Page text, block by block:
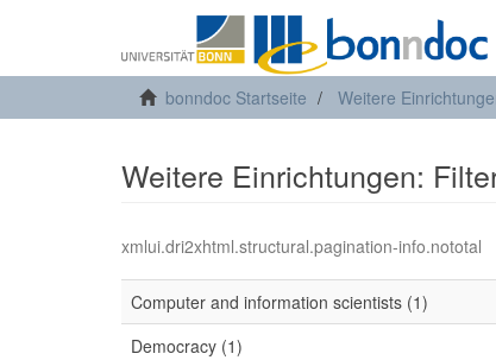
bonndoc Startseite Weitere
Weitere Einrichtungen:
xmlui.dri2xhtml.structural.pagination-info.nototal
Computer and information scientists (1)
Democracy (1)